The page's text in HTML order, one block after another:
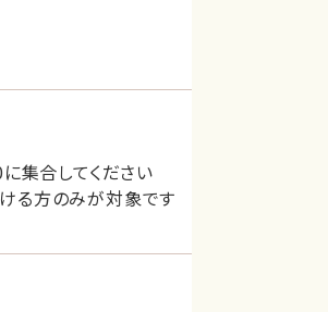
集合してください
る方のみが対象です